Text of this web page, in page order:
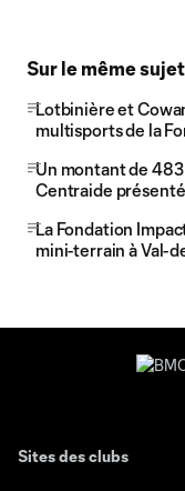
Sur le même sujet
Lotbinière et
multisports de la
Un montant de
Centraide
La Fondation
mini-terrain à Val-
Sites des clubs